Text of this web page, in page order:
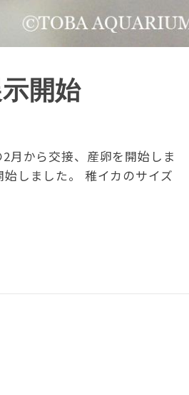
開始
月から交接、産卵を開始しま
しました。 稚イカのサイズ